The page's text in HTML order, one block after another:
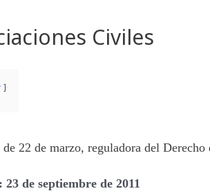
Civiles
22 de marzo, reguladora del Derecho
de septiembre de 2011